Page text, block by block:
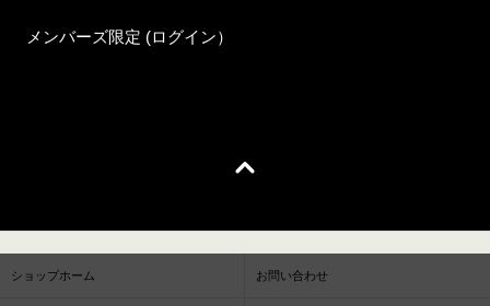
メンバーズ限定 (ログイン）
ショップホーム お問い合わせ